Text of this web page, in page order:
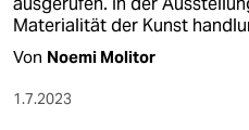
Materialität der Kunst
Von Noemi Molitor
1.7.2023